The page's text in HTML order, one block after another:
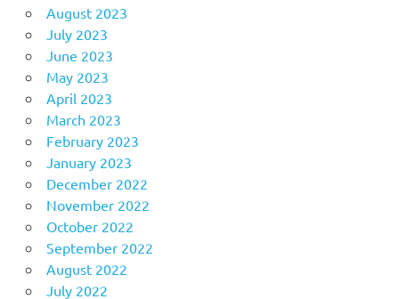
August 2023
July 2023
June 2023
May 2023
April 2023
March 2023
February 2023
January 2023
December 2022
November 2022
October 2022
September 2022
August 2022
July 2022